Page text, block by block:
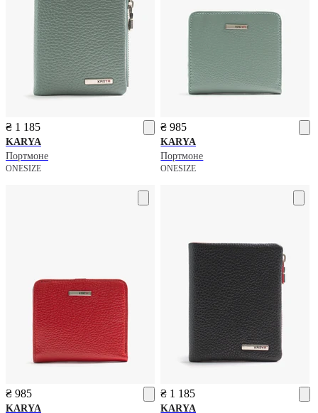
₴ 1 185
KARYA
Портмоне
ONESIZE
₴ 985
KARYA
Портмоне
ONESIZE
₴ 985
KARYA
₴ 1 185
KARYA